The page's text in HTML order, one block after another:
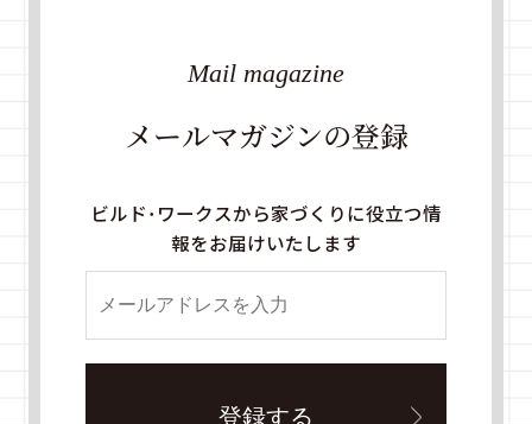
メールマガジンの登録
Mail magazine
ビルド・ワークスから家づくりに役立つ情
報をお届けいたします